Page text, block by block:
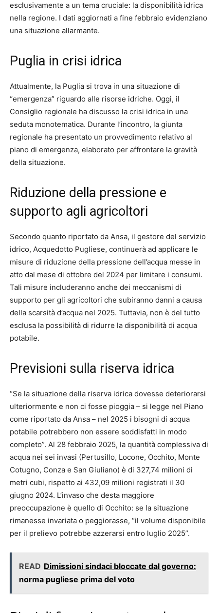
esclusivamente a un tema cruciale: la disponibilità idrica
nella regione. I dati aggiornati a fine febbraio evidenziano
una situazione allarmante.
Puglia in crisi idrica
Attualmente, la Puglia si trova in una situazione di
“emergenza” riguardo alle risorse idriche. Oggi, il
Consiglio regionale ha discusso la crisi idrica in una
seduta monotematica. Durante l’incontro, la giunta
regionale ha presentato un provvedimento relativo al
piano di emergenza, elaborato per affrontare la gravità
della situazione.
Riduzione della pressione e
supporto agli agricoltori
Secondo quanto riportato da Ansa, il gestore del servizio
idrico, Acquedotto Pugliese, continuerà ad applicare le
misure di riduzione della pressione dell’acqua messe in
atto dal mese di ottobre del 2024 per limitare i consumi.
Tali misure includeranno anche dei meccanismi di
supporto per gli agricoltori che subiranno danni a causa
della scarsità d’acqua nel 2025. Tuttavia, non è del tutto
esclusa la possibilità di ridurre la disponibilità di acqua
potabile.
Previsioni sulla riserva idrica
“Se la situazione della riserva idrica dovesse deteriorarsi
ulteriormente e non ci fosse pioggia – si legge nel Piano
come riportato da Ansa – nel 2025 i bisogni di acqua
potabile potrebbero non essere soddisfatti in modo
completo”. Al 28 febbraio 2025, la quantità complessiva di
acqua nei sei invasi (Pertusillo, Locone, Occhito, Monte
Cotugno, Conza e San Giuliano) è di 327,74 milioni di
metri cubi, rispetto ai 432,09 milioni registrati il 30
giugno 2024. L’invaso che desta maggiore
preoccupazione è quello di Occhito: se la situazione
rimanesse invariata o peggiorasse, “il volume disponibile
per il prelievo potrebbe azzerarsi entro luglio 2025”.
READ Dimissioni sindaci bloccate dal governo:
norma pugliese prima del voto